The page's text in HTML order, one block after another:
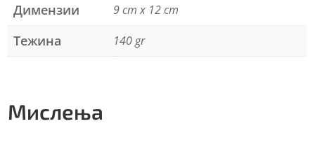
Димензии 9 cm x 12 cm
Тежина 140 gr
Мислења